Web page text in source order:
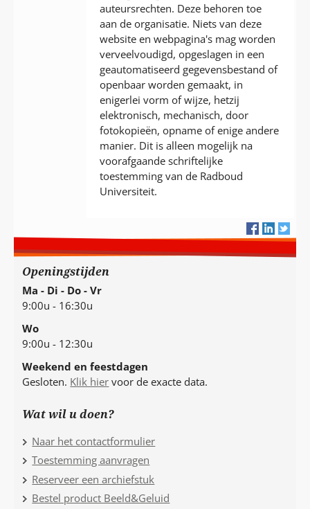
auteursrechten. Deze behoren toe
aan de organisatie. Niets van deze
website en webpagina's mag worden
verveelvoudigd, opgeslagen in een
geautomatiseerd gegevensbestand of
openbaar worden gemaakt, in
enigerlei vorm of wijze, hetzij
elektronisch, mechanisch, door
fotokopieën, opname of enige andere
manier. Dit is alleen mogelijk na
voorafgaande schriftelijke
toestemming van de Radboud
Universiteit.
Openingstijden
Ma - Di - Do - Vr
9:00u - 16:30u
Wo
9:00u - 12:30u
Weekend en feestdagen
Gesloten. Klik hier voor de exacte data.
Wat wil u doen?
Naar het contactformulier
Toestemming aanvragen
Reserveer een archiefstuk
Bestel product Beeld&Geluid